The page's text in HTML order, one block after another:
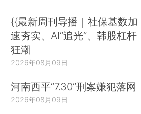
{{最新周刊导播｜社保基数加
速夯实、AI“追光”、韩股杠杆
狂潮
2026年08月09日
河南西平“7.30”刑案嫌犯落网
2026年08月09日